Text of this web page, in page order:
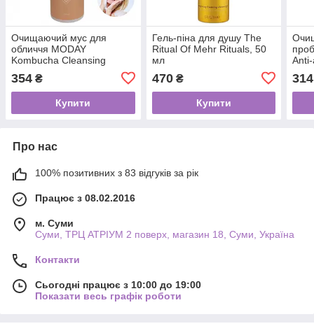
Очищаючий мус для
обличчя MODAY
Kombucha Cleansing
комбучі, альпійської верби
та вітаміном С 150 мл
354 ₴
Купити
Гель-піна для душу The
Ritual Of Mehr Rituals, 50
мл
470₴
Купити
314
Про нас
100% позитивних з 83 відгуків за рік
Працює з 08.02.2016
м. Суми
Суми, ТРЦ АТРІУМ 2 поверх, магазин 18, Суми, Україна
Контакти
Сьогодні працює з 10:00 до 19:00
Показати весь графік роботи